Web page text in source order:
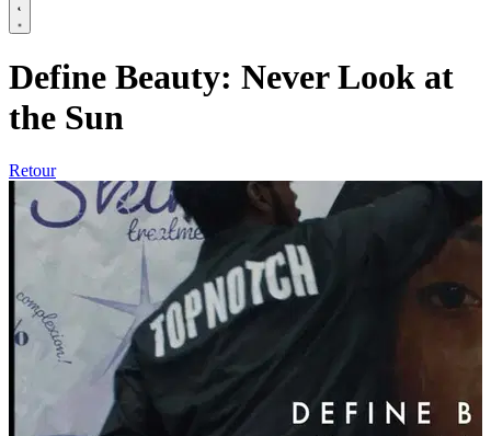
Define Beauty: Never Look at
the Sun
Retour